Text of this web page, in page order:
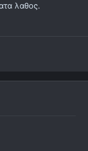
λαθος.